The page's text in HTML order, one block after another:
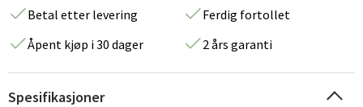
Betal etter levering
Ferdig fortollet
Åpent kjøp i 30 dager
2 års garanti
Spesifikasjoner